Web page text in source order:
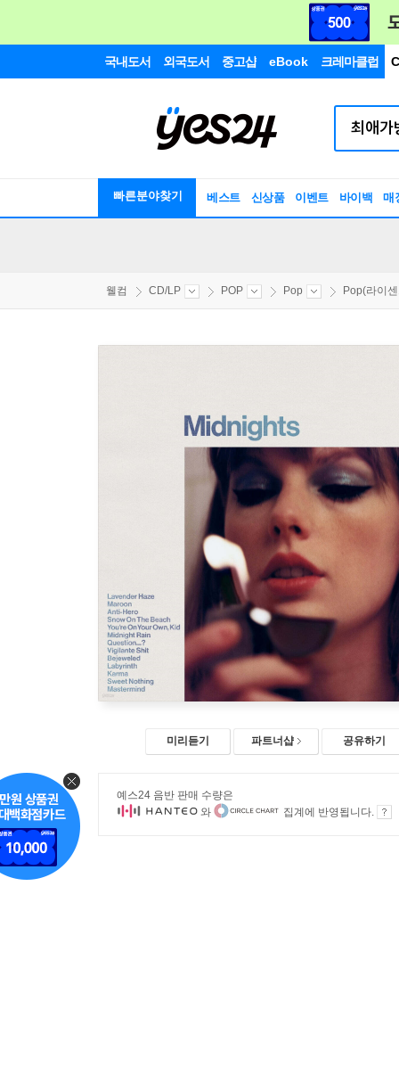
국내도서 외국도서 중고샵 eBook 크레마클럽
빠른분야찾기 베스트 신상품 이벤트 바이백 매
웰컴 CD/LP POP Pop Pop(라이
미리듣기 파트너샵 공유하기
예스24 음반 판매 수량은
와
집계에 반영됩니다.